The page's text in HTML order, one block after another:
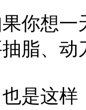
想一
脂、动
这样